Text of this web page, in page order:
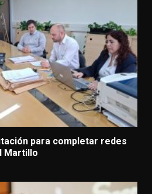
para completar redes
Martillo